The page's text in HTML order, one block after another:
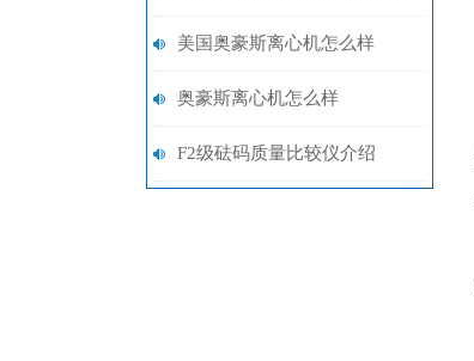
和使用时的注意事项有哪些
美国奥豪斯离心机怎么样
奥豪斯离心机怎么样
F2级砝码质量比较仪介绍